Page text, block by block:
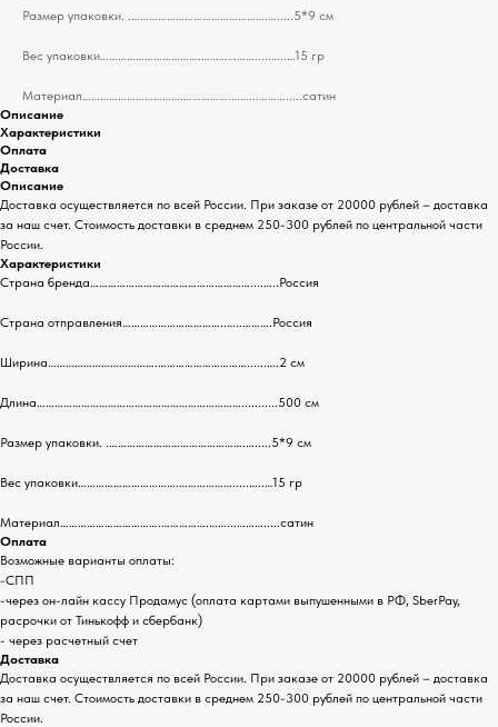
Размер упаковки. .……………………………………….….....5*9 см
Вес упаковки…………………………….……………….....…..…15 гр
Материал…………………………….…………….……...……….....сатин
Описание
Характеристики
Оплата
Доставка
Описание
Доставка осуществляется по всей России. При заказе от 20000 рублей – доставка
за наш счет. Стоимость доставки в среднем 250-300 рублей по центральной части
России.
Характеристики
Страна бренда………………………………………………....…..Россия
Страна отправления……………………………..…..……….Россия
Ширина……………………………….…………………………......….2 см
Длина……………………………………………………………...........500 см
Размер упаковки. .……………………………………….….....5*9 см
Вес упаковки…………………………….……………….....…..…15 гр
Материал…………………………….…………….……...……….....сатин
Оплата
Возможные варианты оплаты:
-СПП
-через он-лайн кассу Продамус (оплата картами выпушенными в РФ, SberPay,
расрочки от Тинькофф и сбербанк)
- через расчетный счет
Доставка
Доставка осуществляется по всей России. При заказе от 20000 рублей – доставка
за наш счет. Стоимость доставки в среднем 250-300 рублей по центральной части
России.